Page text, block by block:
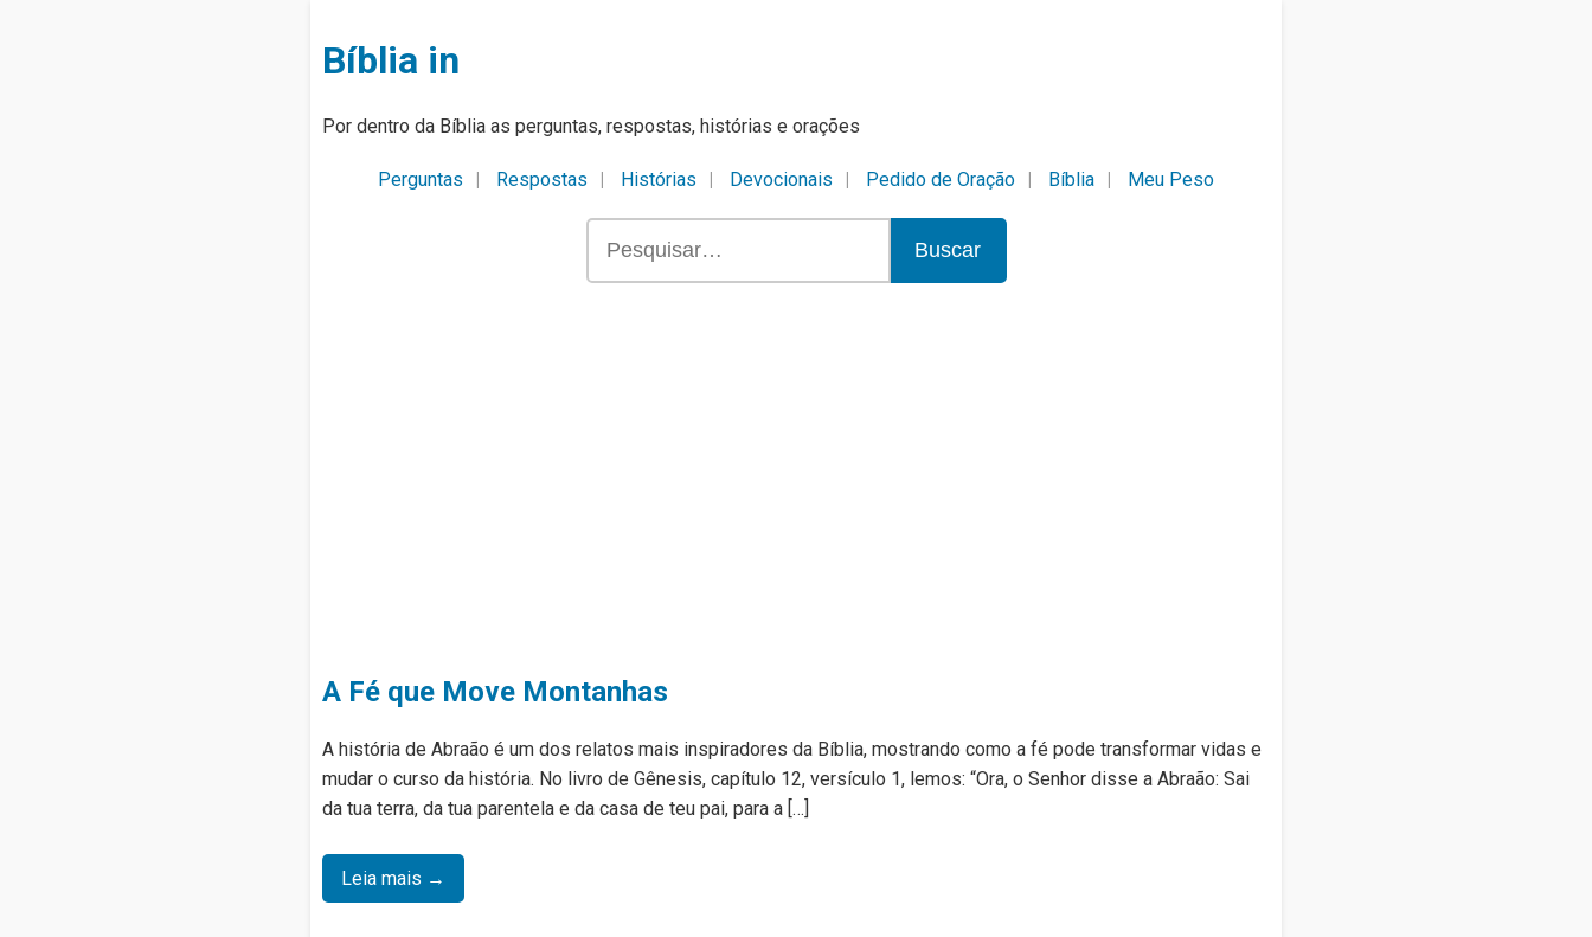
Bíblia in
Por dentro da Bíblia as perguntas, respostas, histórias e orações
Perguntas Respostas Histórias Devocionais Pedido de Oração Bíblia Meu Peso
Buscar
A Fé que Move Montanhas
A história de Abraão é um dos relatos mais inspiradores da Bíblia, mostrando como a fé pode transformar vidas e
mudar o curso da história. No livro de Gênesis, capítulo 12, versículo 1, lemos: “Ora, o Senhor disse a Abraão: Sai
da tua terra, da tua parentela e da casa de teu pai, para a […]
Leia mais →